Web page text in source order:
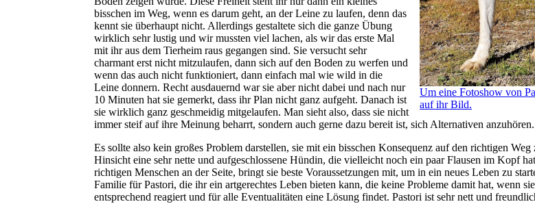
Um eine Fotoshow von
auf ihr Bild.
bisschen im Weg, wenn es darum geht, an der Leine zu laufen, denn das
kennt sie überhaupt nicht. Allerdings gestaltete sich die ganze Übung
wirklich sehr lustig und wir mussten viel lachen, als wir das erste Mal
mit ihr aus dem Tierheim raus gegangen sind. Sie versucht sehr
charmant erst nicht mitzulaufen, dann sich auf den Boden zu werfen und
wenn das auch nicht funktioniert, dann einfach mal wie wild in die
Leine donnern. Recht ausdauernd war sie aber nicht dabei und nach nur
10 Minuten hat sie gemerkt, dass ihr Plan nicht ganz aufgeht. Danach ist
sie wirklich ganz geschmeidig mitgelaufen. Man sieht also, dass sie nicht
immer steif auf ihre Meinung beharrt, sondern auch gerne dazu bereit ist, sich Alternativen anzuhören.
Es sollte also kein großes Problem darstellen, sie mit ein bisschen Konsequenz auf den richtigen
Hinsicht eine sehr nette und aufgeschlossene Hündin, die vielleicht noch ein paar Flausen im Kopf
richtigen Menschen an der Seite, bringt sie beste Voraussetzungen mit, um in ein neues Leben zu
Familie für Pastori, die ihr ein artgerechtes Leben bieten kann, die keine Probleme damit hat, wenn
entsprechend reagiert und für alle Eventualitäten eine Lösung findet. Pastori ist sehr nett und